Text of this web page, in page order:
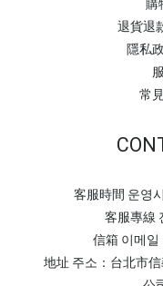
購
退貨退
隱私
常
客服時間 운영
客服專線
信箱 이메
地址 주소：台北市